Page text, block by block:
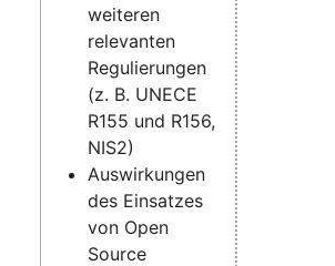
weiteren
relevanten
Regulierungen
(z. B. UNECE
R155 und R156,
NIS2)
Auswirkungen
des Einsatzes
von Open
Source